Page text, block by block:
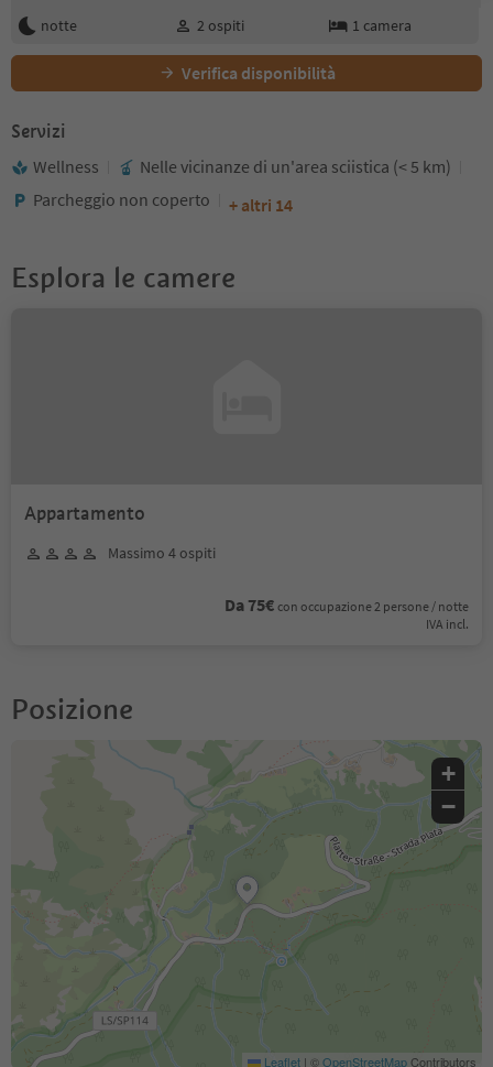
notte
2 ospiti 1 camera
Verifica disponibilità
Servizi
Wellness
Nelle vicinanze di un'area sciistica (< 5 km)
Parcheggio non coperto
+ altri 14
Esplora le camere
Appartamento
Massimo 4 ospiti
Da 75€ con occupazione 2 persone / notte
IVA incl.
Posizione
+
−
Leaflet | ©OpenStreetMapContributors